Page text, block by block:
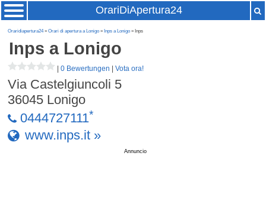
OrariDiApertura24
Oraridiapertura24»Orari di apertura a Lonigo » Inps a Lonigo » Inps
Inps a Lonigo
|0 Bewertungen |Vota ora!
Via Castelgiuncoli 5
36045 Lonigo
0444727111*
www.inps.it »
Annuncio